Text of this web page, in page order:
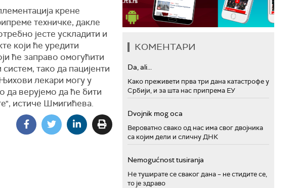
крене
техничке, дакле
јесте ускладити и
који ће уредити
ће заправо омогућити
тако да пацијенти
лекари могу у
да верујемо да ће бити
истиче Шмигићева.
КОМЕНТАРИ
Da, ali...
Како преживети прва три дана катастрофе у
Србији, и за шта нас припрема ЕУ
Dvojnik mog oca
Вероватно свако од нас има свог двојника
са којим дели и сличну ДНК
Nemogućnost tusiranja
Не туширате се сваког дана – не стидите се,
то је здраво